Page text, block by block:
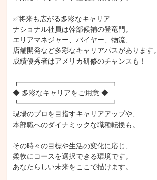
✅将来も広がる多彩なキャリア
ナショナル社員は幹部候補の登竜門。
エリアマネジャー、バイヤー、物流、
店舗開発など多彩なキャリアパスがあります。
成績優秀者はアメリカ研修のチャンスも！
┏━━━━━━━━━━━━━┓
◆ 多彩なキャリアをご用意 ◆
┗━━━━━━━━━━━━━┛
現場のプロを目指すキャリアアップや、
本部職へのダイナミックな職種転換も。
その時々の目標や生活の変化に応じ、
柔軟にコースを選択できる環境です。
あなたらしい未来をここで描けます。